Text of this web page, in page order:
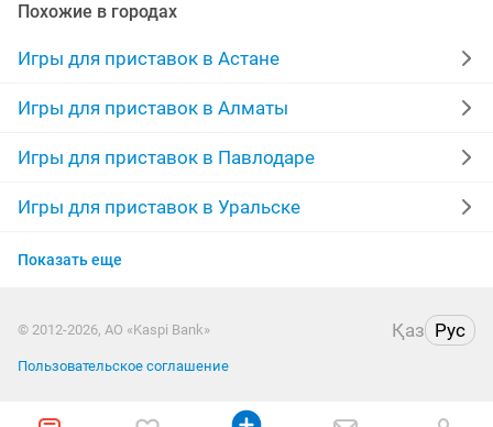
ps 4 игры ps 5 playstation 5
ps5 диски ps5 игры пс4
диски с играми 5 1
Похожие в городах
Игры для приставок в Астане
Игры для приставок в Алматы
Игры для приставок в Павлодаре
Игры для приставок в Уральске
Игры для приставок в Петропавловске
Показать еще
© 2012-2026, АО «Kaspi Bank» Қаз Рус
Пользовательское соглашение